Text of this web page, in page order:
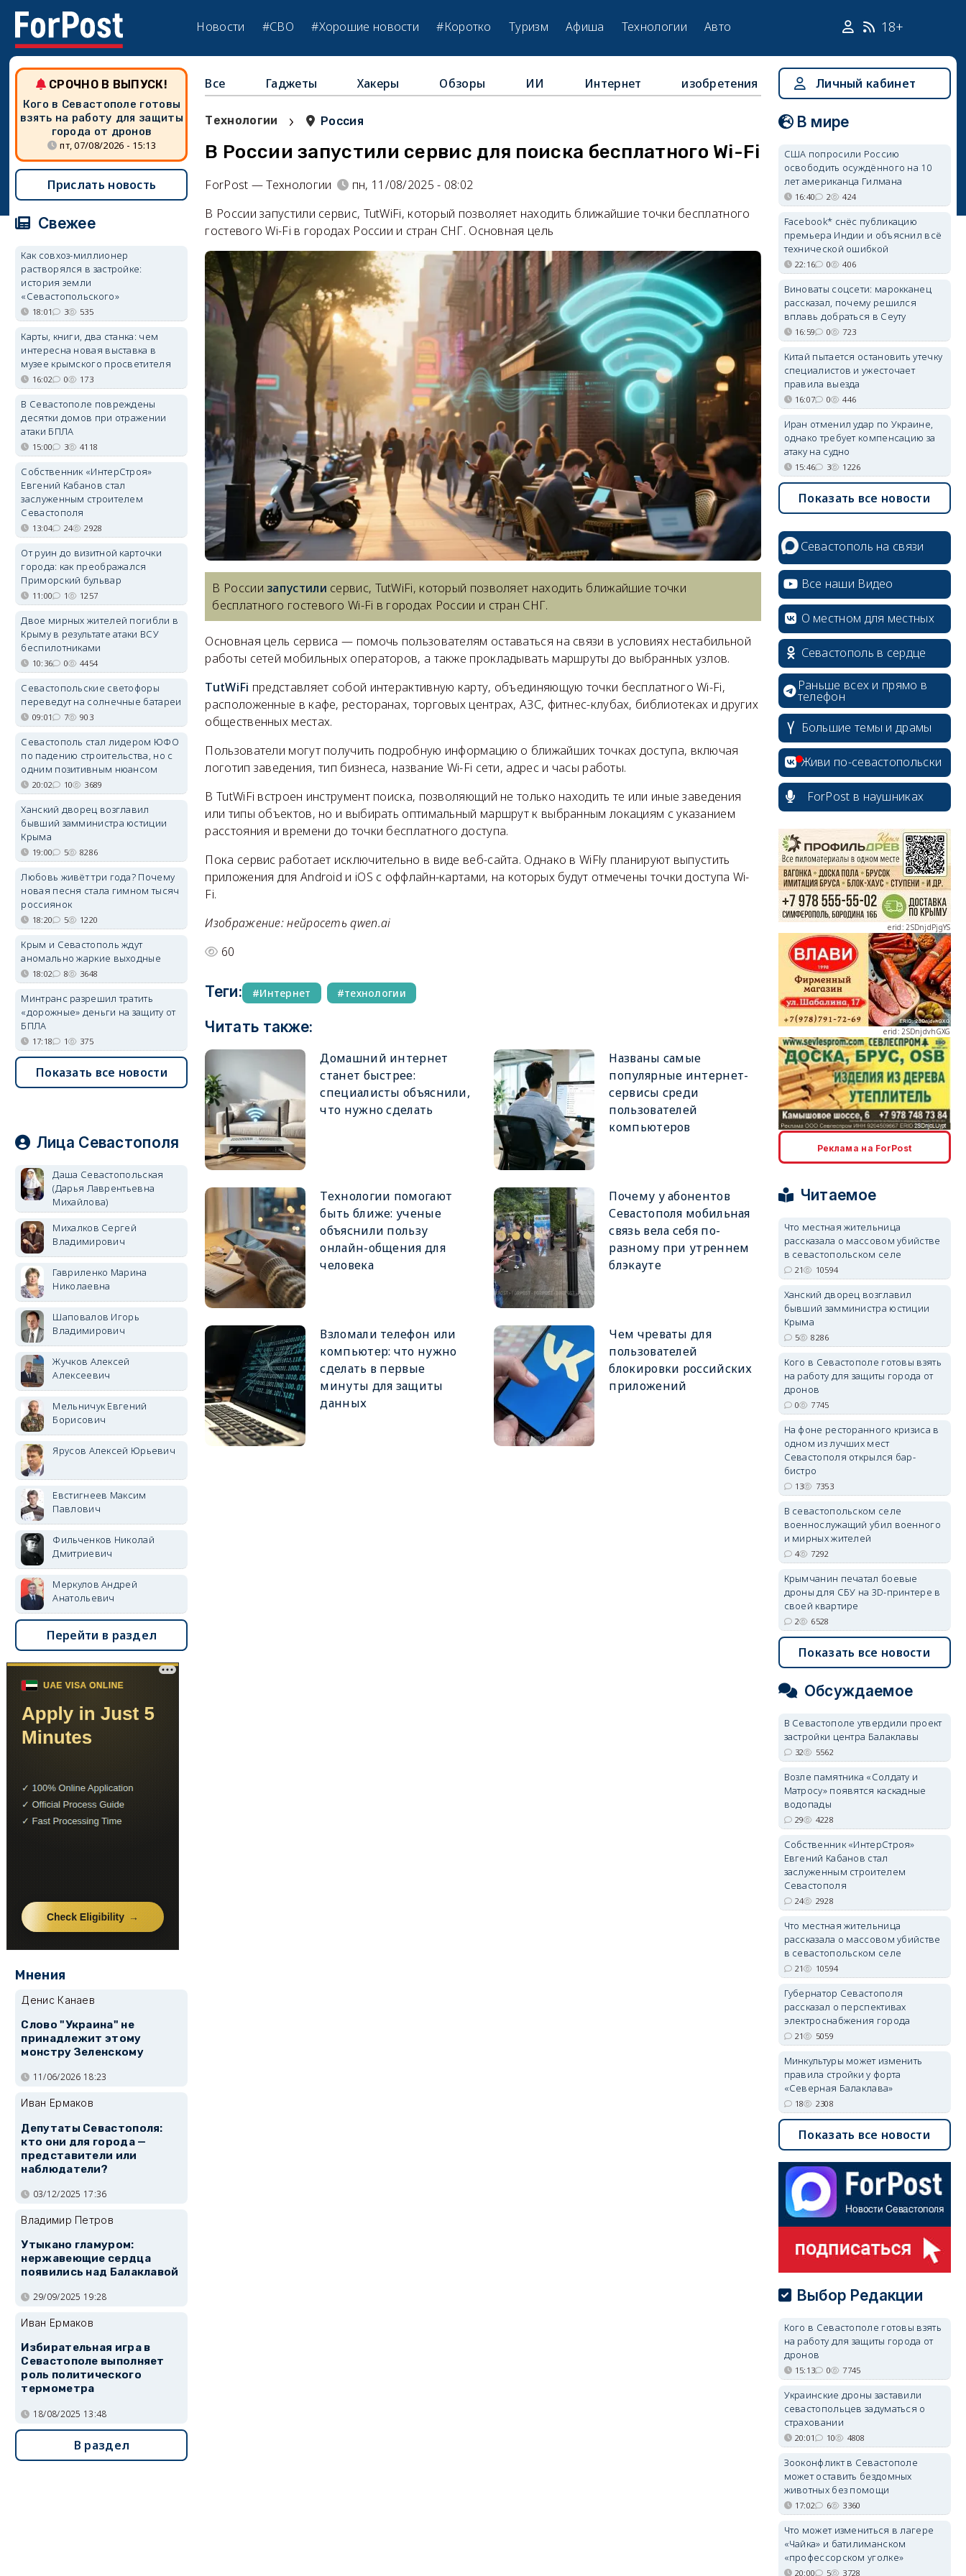
Новости #СВО #Хорошие новости #Коротко Туризм Афиша Технологии Авто 18+
Все Гаджеты Хакеры Обзоры ИИ Интернет изобретения
Технологии › Россия
В России запустили сервис для поиска бесплатного Wi-Fi
ForPost — Технологии
пн, 11/08/2025 - 08:02
В России запустили сервис, TutWiFi, который позволяет находить ближайшие точки бесплатного
гостевого Wi-Fi в городах России и стран СНГ. Основная цель
В России запустили сервис, TutWiFi, который позволяет находить ближайшие точки
бесплатного гостевого Wi-Fi в городах России и стран СНГ.
Основная цель сервиса — помочь пользователям оставаться на связи в условиях нестабильной
работы сетей мобильных операторов, а также прокладывать маршруты до выбранных узлов.
TutWiFi представляет собой интерактивную карту, объединяющую точки бесплатного Wi-Fi,
расположенные в кафе, ресторанах, торговых центрах, АЗС, фитнес-клубах, библиотеках и других
общественных местах.
Пользователи могут получить подробную информацию о ближайших точках доступа, включая
логотип заведения, тип бизнеса, название Wi-Fi сети, адрес и часы работы.
В TutWiFi встроен инструмент поиска, позволяющий не только находить те или иные заведения
или типы объектов, но и выбирать оптимальный маршрут к выбранным локациям с указанием
расстояния и времени до точки бесплатного доступа.
Пока сервис работает исключительно в виде веб-сайта. Однако в WiFly планируют выпустить
приложения для Android и iOS с оффлайн-картами, на которых будут отмечены точки доступа Wi-
Fi.
Изображение: нейросеть qwen.ai
60
Теги: Интернет технологии
Читать также:
Домашний интернет
станет быстрее:
специалисты объяснили,
что нужно сделать
Названы самые
популярные интернет-
сервисы среди
пользователей
компьютеров
Технологии помогают
быть ближе: ученые
объяснили пользу
онлайн-общения для
человека
Почему у абонентов
Севастополя мобильная
связь вела себя по-
разному при утреннем
блэкауте
Взломали телефон или
компьютер: что нужно
сделать в первые
минуты для защиты
данных
Чем чреваты для
пользователей
блокировки российских
приложений
СРОЧНО В ВЫПУСК!
Кого в Севастополе готовы
взять на работу для защиты
города от дронов
пт, 07/08/2026 - 15:13
Прислать новость
Свежее
Как совхоз-миллионер
растворялся в застройке:
история земли
«Севастопольского»
18:01 3 535
Карты, книги, два станка: чем
интересна новая выставка в
музее крымского просветителя
16:02 0 173
В Севастополе повреждены
десятки домов при отражении
атаки БПЛА
15:00 3 4118
Собственник «ИнтерСтроя»
Евгений Кабанов стал
заслуженным строителем
Севастополя
13:04 24 2928
От руин до визитной карточки
города: как преображался
Приморский бульвар
11:00 1 1257
Двое мирных жителей погибли в
Крыму в результате атаки ВСУ
беспилотниками
10:36 0 4454
Севастопольские светофоры
переведут на солнечные батареи
09:01 7 903
Севастополь стал лидером ЮФО
по падению строительства, но с
одним позитивным нюансом
20:02 10 3689
Ханский дворец возглавил
бывший замминистра юстиции
Крыма
19:00 5 8286
Любовь живёт три года? Почему
новая песня стала гимном тысяч
россиянок
18:20 5 1220
Крым и Севастополь ждут
аномально жаркие выходные
18:02 8 3648
Минтранс разрешил тратить
«дорожные» деньги на защиту от
БПЛА
17:18 1 375
Показать все новости
Лица Севастополя
Даша Севастопольская
(Дарья Лаврентьевна
Михайлова)
Михалков Сергей
Владимирович
Гавриленко Марина
Николаевна
Шаповалов Игорь
Владимирович
Жучков Алексей
Алексеевич
Мельничук Евгений
Борисович
Ярусов Алексей Юрьевич
Евстигнеев Максим
Павлович
Фильченков Николай
Дмитриевич
Меркулов Андрей
Анатольевич
Перейти в раздел
Мнения
Денис Канаев
Слово "Украина" не
принадлежит этому
монстру Зеленскому
11/06/2026 18:23
Иван Ермаков
Депутаты Севастополя:
кто они для города —
представители или
наблюдатели?
03/12/2025 17:36
Владимир Петров
Утыкано гламуром:
нержавеющие сердца
появились над Балаклавой
29/09/2025 19:28
Иван Ермаков
Избирательная игра в
Севастополе выполняет
роль политического
термометра
18/08/2025 13:48
В раздел
Личный кабинет
В мире
США попросили Россию
освободить осуждённого на 10
лет американца Гилмана
16:40 2 424
Facebook* снёс публикацию
премьера Индии и объяснил всё
технической ошибкой
22:16 0 406
Виноваты соцсети: марокканец
рассказал, почему решился
вплавь добраться в Сеуту
16:59 0 723
Китай пытается остановить утечку
специалистов и ужесточает
правила выезда
16:07 0 446
Иран отменил удар по Украине,
однако требует компенсацию за
атаку на судно
15:46 3 1226
Показать все новости
Севастополь на связи
Все наши Видео
О местном для местных
Севастополь в сердце
Раньше всех и прямо в
телефон
Большие темы и драмы
Живи по-севастопольски
ForPost в наушниках
erid: 2SDnjdPjgYS
erid: 2SDnjdvhGXG
erid: 2SDnjcLUypt
erid: 2SDnjcrDNw6
erid: 2SDnjdPjgYS
erid: 2SDnjdvhGXG
Реклама на ForPost
Читаемое
Что местная жительница
рассказала о массовом убийстве
в севастопольском селе
21 10594
Ханский дворец возглавил
бывший замминистра юстиции
Крыма
5 8286
Кого в Севастополе готовы взять
на работу для защиты города от
дронов
0 7745
На фоне ресторанного кризиса в
одном из лучших мест
Севастополя открылся бар-
бистро
13 7353
В севастопольском селе
военнослужащий убил военного
и мирных жителей
4 7292
Крымчанин печатал боевые
дроны для СБУ на 3D-принтере в
своей квартире
2 6528
Показать все новости
Обсуждаемое
В Севастополе утвердили проект
застройки центра Балаклавы
32 5562
Возле памятника «Солдату и
Матросу» появятся каскадные
водопады
29 4228
Собственник «ИнтерСтроя»
Евгений Кабанов стал
заслуженным строителем
Севастополя
24 2928
Что местная жительница
рассказала о массовом убийстве
в севастопольском селе
21 10594
Губернатор Севастополя
рассказал о перспективах
электроснабжения города
21 5059
Минкультуры может изменить
правила стройки у форта
«Северная Балаклава»
18 2308
Показать все новости
Выбор Редакции
Кого в Севастополе готовы взять
на работу для защиты города от
дронов
15:13 0 7745
Украинские дроны заставили
севастопольцев задуматься о
страховании
20:01 10 4808
Зооконфликт в Севастополе
может оставить бездомных
животных без помощи
17:02 6 3360
Что может измениться в лагере
«Чайка» и батилиманском
«профессорском уголке»
20:00 5 3728